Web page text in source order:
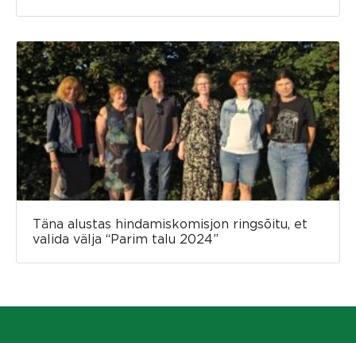
Täna alustas hindamiskomisjon ringsõitu, et
valida välja “Parim talu 2024”